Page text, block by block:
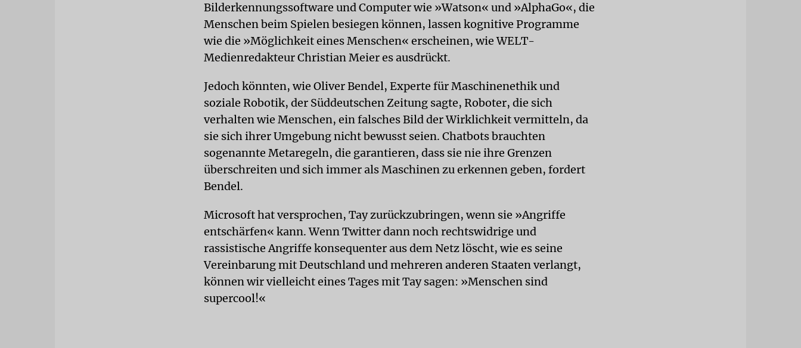
Bilderkennungssoftware und Computer wie »Watson« und »AlphaGo«, die
Menschen beim Spielen besiegen können, lassen kognitive Programme
wie die »Möglichkeit eines Menschen« erscheinen, wie WELT-
Medienredakteur Christian Meier es ausdrückt.
Jedoch könnten, wie Oliver Bendel, Experte für Maschinenethik und
soziale Robotik, der Süddeutschen Zeitung sagte, Roboter, die sich
verhalten wie Menschen, ein falsches Bild der Wirklichkeit vermitteln, da
sie sich ihrer Umgebung nicht bewusst seien. Chatbots brauchten
sogenannte Metaregeln, die garantieren, dass sie nie ihre Grenzen
überschreiten und sich immer als Maschinen zu erkennen geben, fordert
Bendel.
Microsoft hat versprochen, Tay zurückzubringen, wenn sie »Angriffe
entschärfen« kann. Wenn Twitter dann noch rechtswidrige und
rassistische Angriffe konsequenter aus dem Netz löscht, wie es seine
Vereinbarung mit Deutschland und mehreren anderen Staaten verlangt,
können wir vielleicht eines Tages mit Tay sagen: »Menschen sind
supercool!«